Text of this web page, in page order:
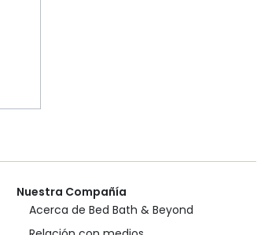
Nuestra Compañía
Acerca de Bed Bath & Beyond